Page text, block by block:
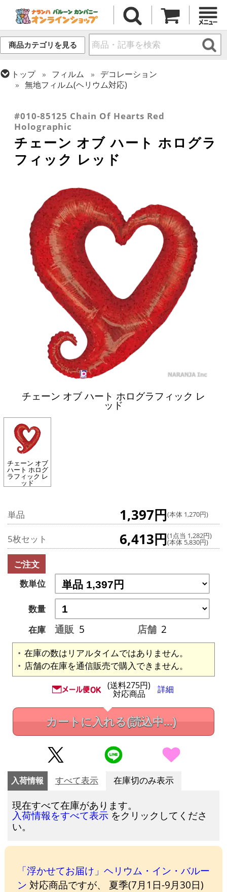
商品カテゴリを見る
トップ フィルム
デコレーション
無地フィルム(ヘリウム対応)
#010-85125 Chain Of Hearts Red
Holographic
チェーン オブ ハート ホログラ
フィック レッド
チェーン オブ ハート ホログラフィック レ
ッド
チェーン オブ
ハート ホログ
ラフィック レ
ッド
単品 1,397円(本体 1,270円)
5枚セット 6,413円(1点当 1,282円)
(本体 5,830円)
ご注文
数単位
数量
在庫
通販 5 店舗 2
在庫の数はリアルタイムではありません。
店舗の在庫を通信販売で購入できません。
(送料275円)
対応商品 詳細
カートに入れる(読込中...)
入荷情報 すべて表示 在庫切のみ表示
現在すべて在庫があります。
入荷情報をすべて表示 をクリックしてくださ
い。
「浮かせてお届け」ヘリウム・イン・バルー
ン 対応商品ですが、 夏季(7月1日-9月30日)